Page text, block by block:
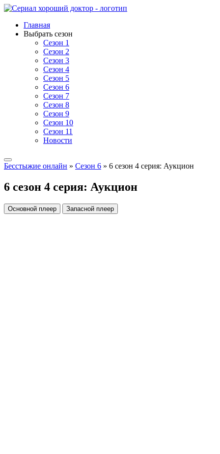
Главная
Выбрать сезон
Сезон 1
Сезон 2
Сезон 3
Сезон 4
Сезон 5
Сезон 6
Сезон 7
Сезон 8
Сезон 9
Сезон 10
Сезон 11
Новости
Бесстыжие онлайн » Сезон 6 » 6 сезон 4 серия: Аукцион
6 сезон 4 серия: Аукцион
Основной плеер Запасной плеер